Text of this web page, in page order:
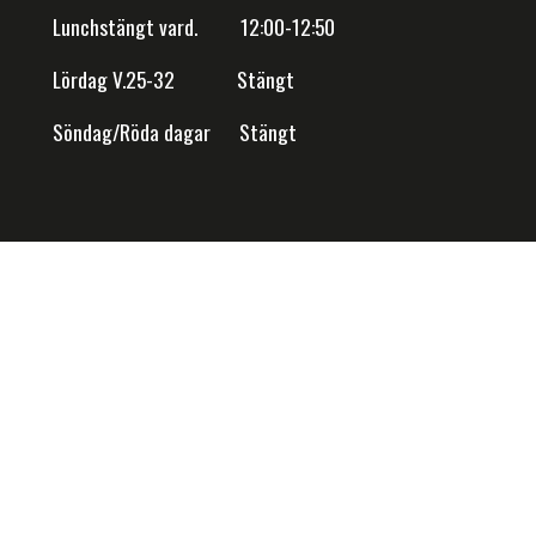
Lunchstängt vard. 12:00-12:50
Lördag V.25-32 Stängt
Söndag/Röda dagar Stängt